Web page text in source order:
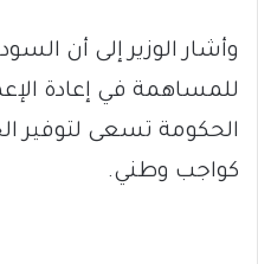
وأشار الوزير إلى أن
للمساهمة في إعادة
الحكومة تسعى لتوفير
كواجب وطني.